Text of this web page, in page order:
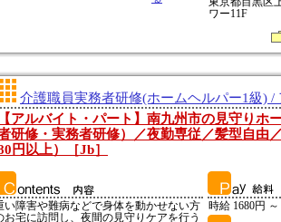
ワー11F
介護職員実務者研修(ホームヘルパー1級) /
【アルバイト・パート】南九州市の見守りホ
研修・実務者研修）／夜勤専従／髪型自由
円以上）［Jb］
い障害や難病などで身体を動かせない方
お宅に訪問し、夜間の見守りケアを行う
時給 1680円